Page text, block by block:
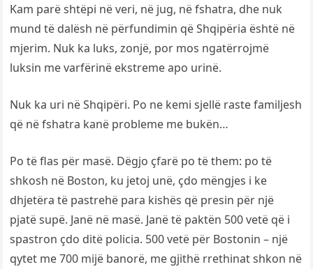
Kam parë shtëpi në veri, në jug, në fshatra, dhe nuk
mund të dalësh në përfundimin që Shqipëria është në
mjerim. Nuk ka luks, zonjë, por mos ngatërrojmë
luksin me varfërinë ekstreme apo urinë.
Nuk ka uri në Shqipëri. Po ne kemi sjellë raste familjesh
që në fshatra kanë probleme me bukën…
Po të flas për masë. Dëgjo çfarë po të them: po të
shkosh në Boston, ku jetoj unë, çdo mëngjes i ke
dhjetëra të pastrehë para kishës që presin për një
pjatë supë. Janë në masë. Janë të paktën 500 vetë që i
spastron çdo ditë policia. 500 vetë për Bostonin – një
qytet me 700 mijë banorë, me gjithë rrethinat shkon në